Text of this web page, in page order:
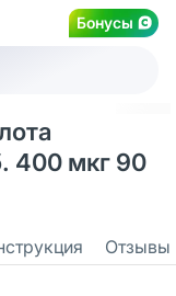
Бонусы
400 мкг 90
Отзывы